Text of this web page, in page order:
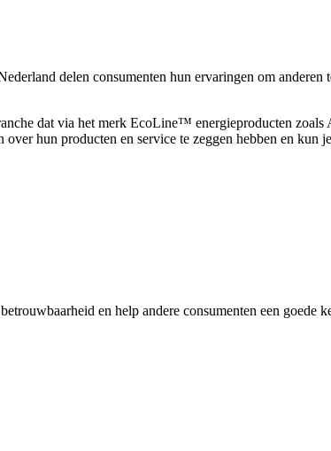
delen consumenten hun ervaringen om
dat via het merk EcoLine™ energieproducten
hun producten en service te zeggen hebben en kun
en help andere consumenten een goede